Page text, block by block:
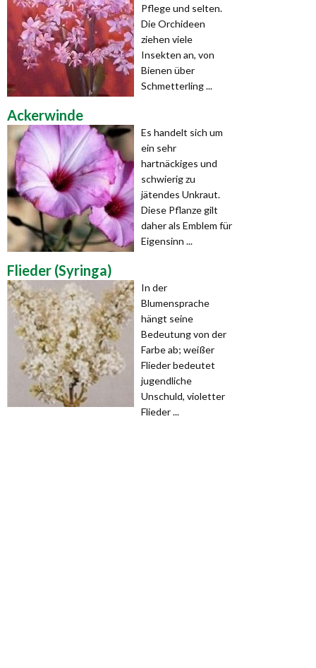
Pflege und selten.
Die Orchideen
ziehen viele
Insekten an, von
Bienen über
Schmetterling ...
Ackerwinde
Es handelt sich um
ein sehr
hartnäckiges und
schwierig zu
jätendes Unkraut.
Diese Pflanze gilt
daher als Emblem für
Eigensinn ...
Flieder (Syringa)
In der
Blumensprache
hängt seine
Bedeutung von der
Farbe ab; weißer
Flieder bedeutet
jugendliche
Unschuld, violetter
Flieder ...